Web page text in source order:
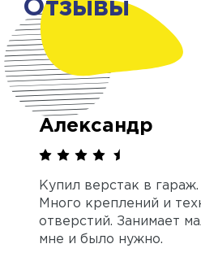
Отзывы
Александр
Купил верстак в
Много креплений и
отверстий. Занимает
мне и было нужно.